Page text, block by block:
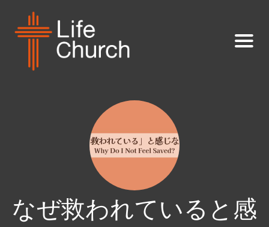
なぜ救われていると感